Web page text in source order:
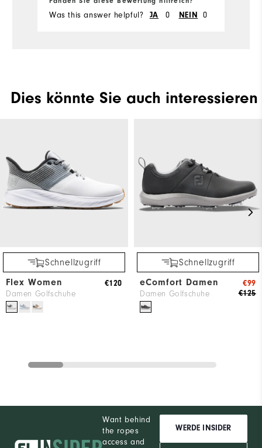
Was this answer helpful? JA 0 NEIN 0
Dies könnte Sie auch interessieren
Schnellzugriff
Flex Women
Damen Golfschuhe
€120
Schnellzugriff
eComfort Damen
Damen Golfschuhe €125
€99
Want behind
the ropes
access and
WERDE INSIDER